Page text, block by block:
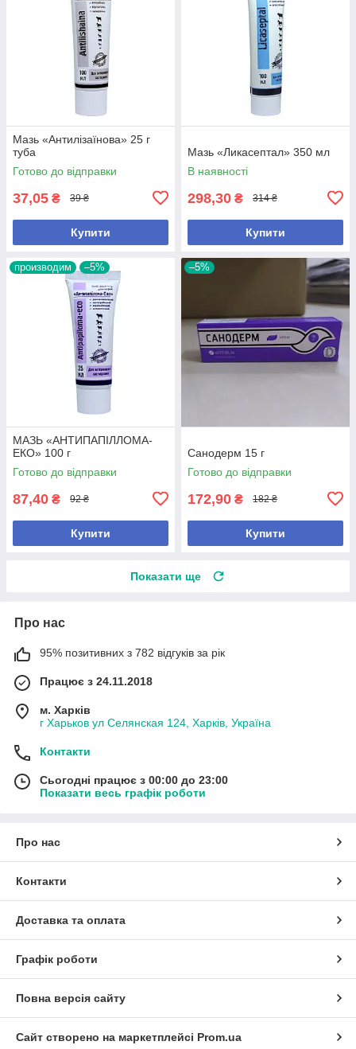
Мазь «Антилізаїнова» 25 г
туба
Готово до відправки
37,05 ₴ 39 ₴
Купити
Мазь «Ликасептал» 350 мл
В наявності
298,30 ₴ 314 ₴
Купити
производим –5%
МАЗЬ «АНТИПАПІЛЛОМА-
ЕКО» 100 г
Готово до відправки
87,40 ₴ 92 ₴
Купити
–5%
Санодерм 15 г
Готово до відправки
172,90 ₴ 182 ₴
Купити
Показати ще
Про нас
95% позитивних з 782 відгуків за рік
Працює з 24.11.2018
м. Харків
г Харьков ул Селянская 124, Харків, Україна
Контакти
Сьогодні працює з 00:00 до 23:00
Показати весь графік роботи
Про нас
Контакти
Доставка та оплата
Графік роботи
Повна версія сайту
Сайт створено на маркетплейсі Prom.ua